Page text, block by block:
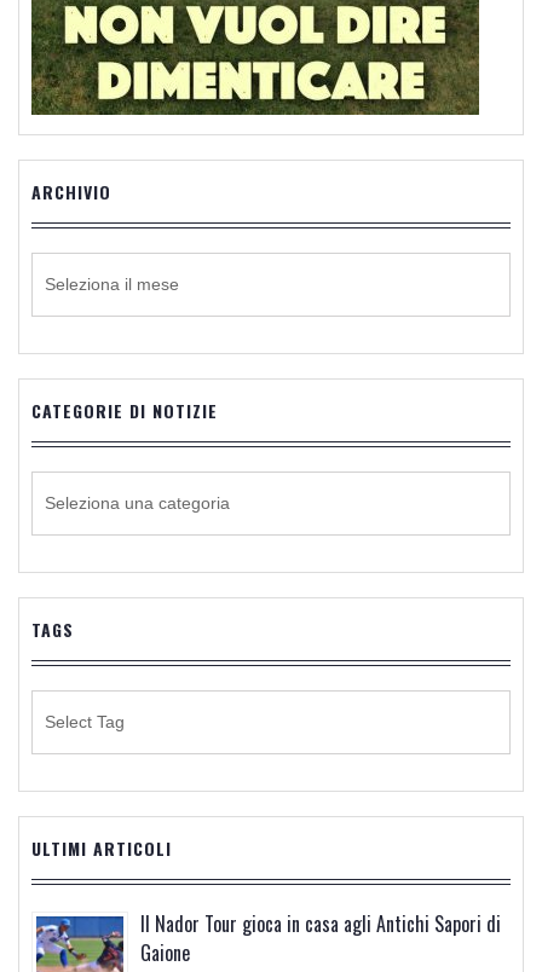
ARCHIVIO
CATEGORIE DI NOTIZIE
NOTIZIE
TAGS
ULTIMI ARTICOLI
Il Nador Tour gioca in casa agli Antichi Sapori di
Gaione